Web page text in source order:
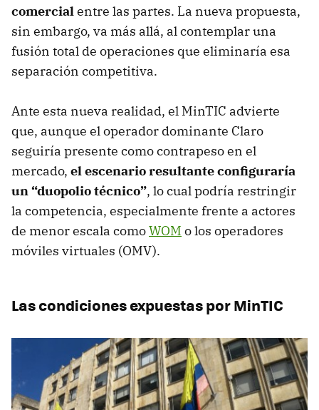
comercialentre las partes. La nueva propuesta,
sin embargo, va más allá, al contemplar una
fusión total de operaciones que eliminaría esa
separación competitiva.
Ante esta nueva realidad, el MinTIC advierte
que, aunque el operador dominante Claro
seguiría presente como contrapeso en el
mercado, el escenario resultante configuraría
un “duopolio técnico”, lo cual podría restringir
la competencia, especialmente frente a actores
de menor escala comoWOM o los operadores
móviles virtuales (OMV).
Las condiciones expuestas por MinTIC